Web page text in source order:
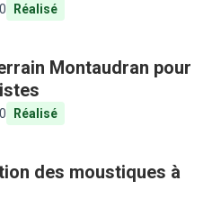
0 Réalisé
Montaudran pour
0 Réalisé
des moustiques à